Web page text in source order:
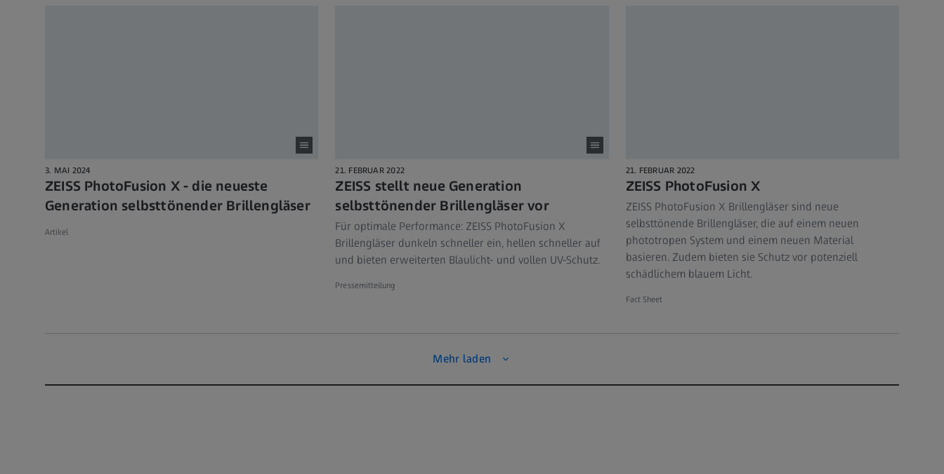
3. MAI 2024
ZEISS PhotoFusion X - die neueste
Generation selbsttönender Brillengläser
Artikel
21. FEBRUAR 2022
ZEISS stellt neue Generation
selbsttönender Brillengläser vor
Für optimale Performance: ZEISS PhotoFusion X
Brillengläser dunkeln schneller ein, hellen schneller auf
und bieten erweiterten Blaulicht- und vollen UV-Schutz.
Pressemitteilung
21. FEBRUAR 2022
ZEISS PhotoFusion X
ZEISS PhotoFusion X Brillengläser sind neue
selbsttönende Brillengläser, die auf einem neuen
phototropen System und einem neuen Material
basieren. Zudem bieten sie Schutz vor potenziell
schädlichem blauem Licht.
Fact Sheet
Mehr laden